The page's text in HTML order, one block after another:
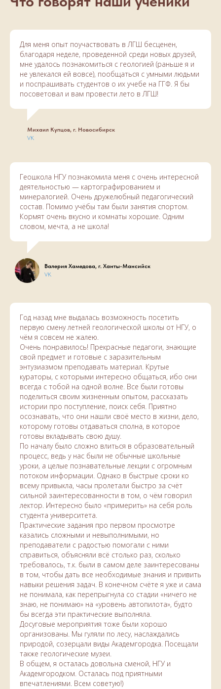
Для меня опыт поучаствовать в ЛГШ бесценен,
благодаря неделе, проведенной среди новых друзей,
мне удалось познакомиться с геологией (раньше я и
не увлекался ей вовсе), пообщаться с умными людьми
и поспрашивать студентов о их учебе на ГГФ. Я бы
посоветовал и вам провести лето в ЛГШ!
Михаил Купцов, г. Новосибирск
VK
Геошкола НГУ познакомила меня с очень интересной
деятельностью — картографированием и
минералогией. Очень дружелюбный педагогический
состав. Помимо учёбы там были занятия спортом.
Кормят очень вкусно и комнаты хорошие. Одним
словом, мечта, а не школа!
Валерия Хамедова, г. Ханты-Мансийск
VK
Год назад мне выдалась возможность посетить
первую смену летней геологической школы от НГУ, о
чём я совсем не жалею.
Очень понравилось! Прекрасные педагоги, знающие
свой предмет и готовые с заразительным
энтузиазмом преподавать материал. Крутые
кураторы, с которыми интересно общаться, ибо они
всегда с тобой на одной волне. Все были готовы
поделиться своим жизненным опытом, рассказать
истории про поступление, поиск себя. Приятно
осознавать, что они нашли своё место в жизни, дело,
которому готовы отдаваться сполна, в которое
готовы вкладывать свою душу.
По началу было сложно влиться в образовательный
процесс, ведь у нас были не обычные школьные
уроки, а целые познавательные лекции с огромным
потоком информации. Однако в быстрые сроки ко
всему привыкла, часы пролетали быстро за счёт
сильной заинтересованности в том, о чём говорил
лектор. Интересно было «примерить» на себя роль
студента университета.
Практические задания про первом просмотре
казались сложными и невыполнимыми, но
преподаватели с радостью помогали с ними
справиться, объясняли всё столько раз, сколько
требовалось, т.к. были в самом деле заинтересованы
в том, чтобы дать все необходимые знания и привить
навыки решения задач. В конечном счёте я уже и сама
не понимала, как перепрыгнула со стадии «ничего не
знаю, не понимаю» на «уровень автопилота», будто
бы всегда эти практические выполняла.
Досуговые мероприятия тоже были хорошо
организованы. Мы гуляли по лесу, наслаждались
природой, созерцали виды Академгородка. Посещали
также геологические музеи.
В общем, я осталась довольна сменой, НГУ и
Академгородком. Осталась под приятными
впечатлениями. Всем советую!)